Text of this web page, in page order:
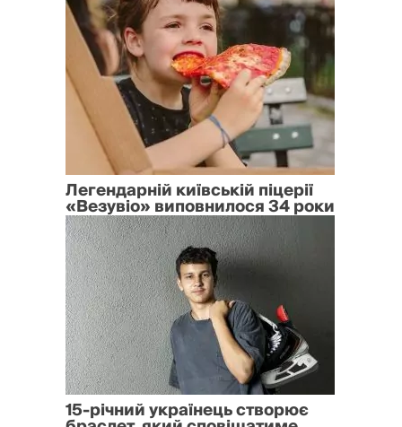
Легендарній київській піцерії
«Везувіо» виповнилося 34 роки
15-річний українець створює